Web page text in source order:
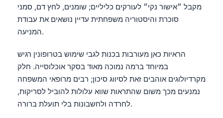
מקבל ״אישור נקי״ לעורקים כליליים; שומנים, לחץ דם, סמני
סוכרת והיסטוריה משפחתית עדיין נושאים את עבודת
המניעה.
הראיות כאן מעורבות בכנות לגבי שימוש בטרופונין רגיש
במיוחד ברמה נמוכה מאוד בסקר אוכלוסייה. חלק
מקרדיולוגים אוהבים זאת לסיווג סיכון; רבים מרופאי המשפחה
נמנעים מכך משום שהתראות שווא עלולות להוביל לסריקות,
לחרדה ולחשבונות בלי תועלת ברורה.